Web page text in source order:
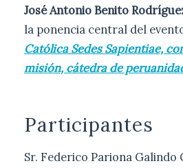
José Antonio Benito
la ponencia central del
Católica Sedes Sapientiae,
misión, cátedra de
Participantes
Sr. Federico Pariona Galindo